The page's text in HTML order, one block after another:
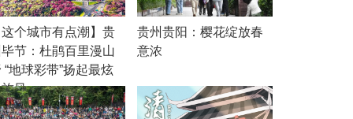
个城市有点潮】贵
节：杜鹃百里漫山
“地球彩带”扬起最炫
风
贵州贵阳：樱花绽放春
意浓